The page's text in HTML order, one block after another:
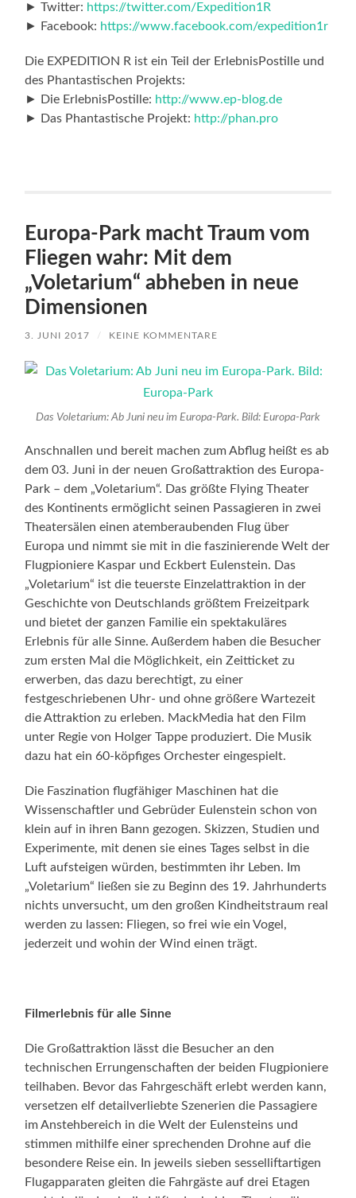
► Twitter: https://twitter.com/Expedition1R
► Facebook: https://www.facebook.com/expedition1r
Die EXPEDITION R ist ein Teil der ErlebnisPostille und
des Phantastischen Projekts:
► Die ErlebnisPostille: http://www.ep-blog.de
► Das Phantastische Projekt: http://phan.pro
Europa-Park macht Traum vom
Fliegen wahr: Mit dem
„Voletarium“ abheben in neue
Dimensionen
3. JUNI 2017 / KEINE KOMMENTARE
Das Voletarium: Ab Juni neu im Europa-Park. Bild: Europa-Park
Anschnallen und bereit machen zum Abflug heißt es ab
dem 03. Juni in der neuen Großattraktion des Europa-
Park – dem „Voletarium“. Das größte Flying Theater
des Kontinents ermöglicht seinen Passagieren in zwei
Theatersälen einen atemberaubenden Flug über
Europa und nimmt sie mit in die faszinierende Welt der
Flugpioniere Kaspar und Eckbert Eulenstein. Das
„Voletarium“ ist die teuerste Einzelattraktion in der
Geschichte von Deutschlands größtem Freizeitpark
und bietet der ganzen Familie ein spektakuläres
Erlebnis für alle Sinne. Außerdem haben die Besucher
zum ersten Mal die Möglichkeit, ein Zeitticket zu
erwerben, das dazu berechtigt, zu einer
festgeschriebenen Uhr- und ohne größere Wartezeit
die Attraktion zu erleben. MackMedia hat den Film
unter Regie von Holger Tappe produziert. Die Musik
dazu hat ein 60-köpfiges Orchester eingespielt.
Die Faszination flugfähiger Maschinen hat die
Wissenschaftler und Gebrüder Eulenstein schon von
klein auf in ihren Bann gezogen. Skizzen, Studien und
Experimente, mit denen sie eines Tages selbst in die
Luft aufsteigen würden, bestimmten ihr Leben. Im
„Voletarium“ ließen sie zu Beginn des 19. Jahrhunderts
nichts unversucht, um den großen Kindheitstraum real
werden zu lassen: Fliegen, so frei wie ein Vogel,
jederzeit und wohin der Wind einen trägt.
Filmerlebnis für alle Sinne
Die Großattraktion lässt die Besucher an den
technischen Errungenschaften der beiden Flugpioniere
teilhaben. Bevor das Fahrgeschäft erlebt werden kann,
versetzen elf detailverliebte Szenerien die Passagiere
im Anstehbereich in die Welt der Eulensteins und
stimmen mithilfe einer sprechenden Drohne auf die
besondere Reise ein. In jeweils sieben sesselliftartigen
Flugapparaten gleiten die Fahrgäste auf drei Etagen